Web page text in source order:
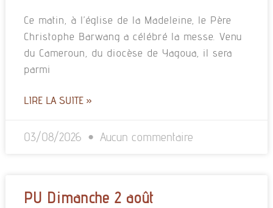
Ce matin, à l’église de la Madeleine, le Père
Christophe Barwang a célébré la messe. Venu
du Cameroun, du diocèse de Yagoua, il sera
parmi
LIRE LA SUITE »
03/08/2026 Aucun commentaire
PU Dimanche 2 août